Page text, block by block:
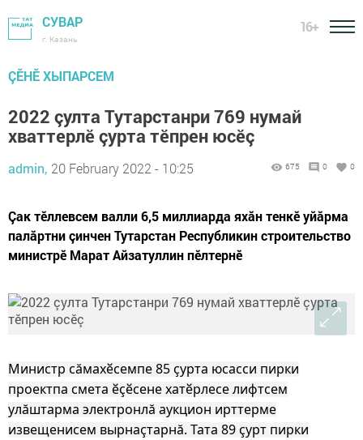
СУВАР
г. Казань
16+
ÇӖНӖ ХЫПАРСЕМ
2022 çулта Тутарстанри 769 нумай
хваттерлӗ çурта тӗпрен юсӗç
admin, 20 February 2022 - 10:25 675 0 0
Çак тӗллевсем валли 6,5 миллиарда яхăн тенкӗ уйăрма
палăртни çинчен Тутарстан Республикин строительство
министрӗ Марат Айзатуллин пӗлтернӗ
Министр сăмахӗсемпе 85 çурта юсасси пирки
проектпа смета ӗçӗсене хатӗрлесе лифтсем
улăштарма электронлă аукцион ирттерме
извещенисем вырнаçтарнă. Тата 89 çурт пирки